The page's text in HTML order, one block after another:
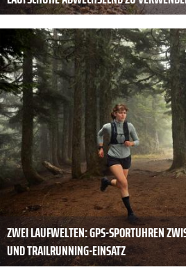
ZWEI LAUFWELTEN: GPS-SPORTUHREN
ND TRAILRUNNING-EINSATZ